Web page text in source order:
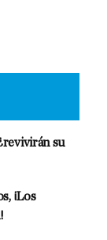
su
¡Los